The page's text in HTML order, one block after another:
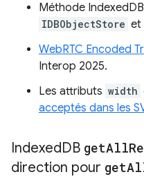
Méthode IndexedDB
IDBObjectStore et
WebRTC Encoded
Interop 2025.
Les attributs width
acceptés dans les
IndexedDB getAll
direction pour get